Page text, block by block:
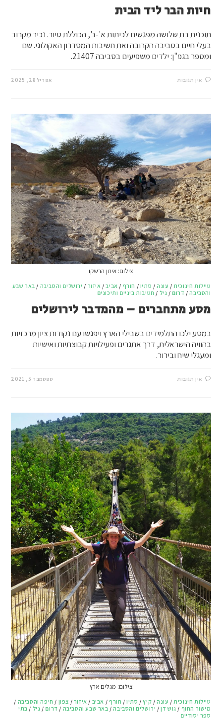
חיות הבר ליד הבית
תוכנית בת שלושה מפגשים לכיתות א'-ב', הכוללת סיור. נכיר מקרוב
בעלי חיים בסביבה הקרובה ואת חשיבות המסדרון האקולוגי. שם
ומספר בגפ"ן: ילדים משפיעים בסביבה 21407.
אין תגובות אפריל 28, 2025
צילום: איתן הרשקו
טיילות חינוכית/ עונה / סתיו / חורף / אביב/ איזור / ירושלים והסביבה / באר שבע
והסביבה/ דרום / גיל / חטיבות ביניים ותיכונים
מסע מתחברים – מהמדבר לירושלים
במסע ילכו התלמידים בשבילי הארץ ויפגשו עם נקודות ציון מרכזיות
בהוויה הישראלית, דרך אתגרים ופעילויות קבוצתיות ואישיות
ומעגלי שיח ובירור.
אין תגובות ספטמבר 5, 2021
צילום: מגלים ארץ
טיילות חינוכית/ עונה / קיץ/ סתיו/ חורף / אביב / איזור / צפון / חיפה והסביבה /
מישור החוף / גוש דן/ ירושלים והסביבה/ באר שבע והסביבה / דרום / גיל / בתי
ספר יסודיים